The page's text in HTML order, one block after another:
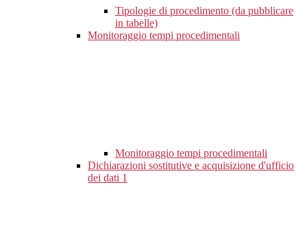
Tipologie di procedimento (da pubblicare
in tabelle)
Monitoraggio tempi procedimentali
Monitoraggio tempi procedimentali
Dichiarazioni sostitutive e acquisizione d'ufficio
dei dati 1